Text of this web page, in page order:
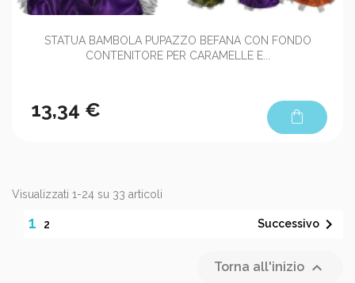
STATUA BAMBOLA PUPAZZO BEFANA CON FONDO
CONTENITORE PER CARAMELLE E...
13,34 € shopping_bag
Visualizzati 1-24 su 33 articoli
1 2 Successivo 
Torna all'inizio 